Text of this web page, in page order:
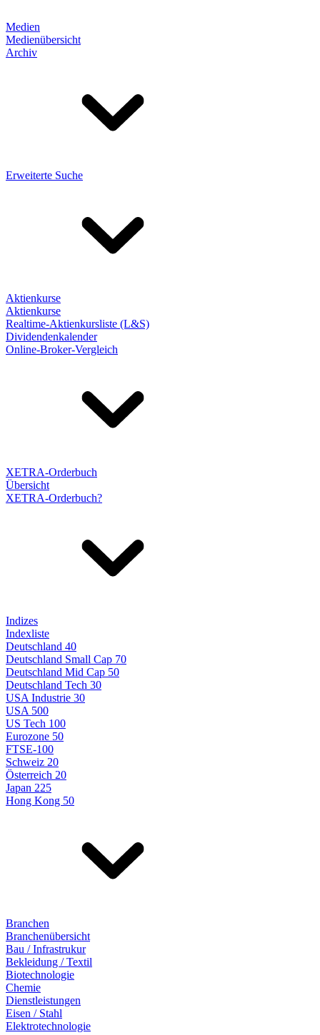
Medien
Medienübersicht
Archiv
Erweiterte Suche
Aktienkurse
Aktienkurse
Realtime-Aktienkursliste (L&S)
Dividendenkalender
Online-Broker-Vergleich
XETRA-Orderbuch
Übersicht
XETRA-Orderbuch?
Indizes
Indexliste
Deutschland 40
Deutschland Small Cap 70
Deutschland Mid Cap 50
Deutschland Tech 30
USA Industrie 30
USA 500
US Tech 100
Eurozone 50
FTSE-100
Schweiz 20
Österreich 20
Japan 225
Hong Kong 50
Branchen
Branchenübersicht
Bau / Infrastrukur
Bekleidung / Textil
Biotechnologie
Chemie
Dienstleistungen
Eisen / Stahl
Elektrotechnologie